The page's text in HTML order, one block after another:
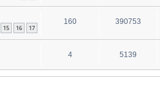
15 16 17
160 390753
4 5139